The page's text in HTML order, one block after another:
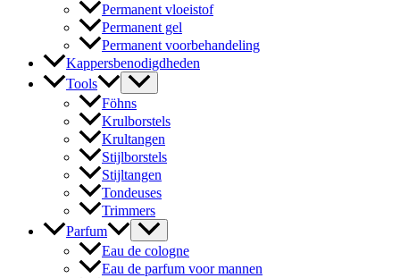
Permanent vloeistof
Permanent gel
Permanent voorbehandeling
Kappersbenodigdheden
Tools
Föhns
Krulborstels
Krultangen
Stijlborstels
Stijltangen
Tondeuses
Trimmers
Parfum
Eau de cologne
Eau de parfum voor mannen